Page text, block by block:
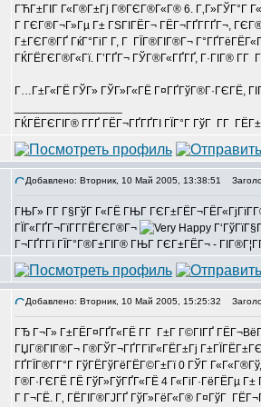
ГЋГ±ГІГ Г«Г®Г±Гј Г®ГЄГ®Г«Г® 6. Г‚Г»ГЎГ°Г
Г ГЄГ®Г¬Г»Гµ Г± ГЅГІГЁГ¬ ГЁГ¬ГҐГ­ГҐГ¬,
Г±ГЄГ®ГҐ ГќГ°ГіГ Г­, Г ГЇГ®ГІГ®Г¬
ГЌГЁГЄГ®Г«Гї. Г’ГҐГ¬ ГЎГ®Г«ГҐГҐ, Г·ГІГ® Г­Г
Г…Г±Г«ГЁ ГЎГ» ГЎГ»Г«ГЁ Г¤ГҐГўГ®Г·ГЄГЁ,
ГЌГЁГЄГІГ® Г­ГҐ ГЁГ¬ГҐГҐГІ ГЇГ°Г ГўГ Г­Г
Добавлено: Вторник, 10 Май 2005, 13:38:51
ГЊГ» Г­Г Г§ГўГ Г«ГЁ ГЊГ
ГЇГ«ГҐГ¬ГїГ­Г­ГЁГЄГ®Г¬
Г¬ГҐГ­Гї ГЇГ°Г®Г±ГІГ® ГЊГ ГЄГ±ГЁГ¬ -
Добавлено: Вторник, 10 Май 2005, 15:25:32
ГЂ Г¬Г» Г±ГЁГ¤ГҐГ«ГЁ Г­Г Г±Г Г©ГІГҐ
ГЏГ®ГІГ®Г¬ Г®ГЎГ¬ГҐГ­ГїГ«ГЁГ±Гј
ГҐГЇГ®Г­Г°Г ГўГЁГўГёГЁГ©Г±Гї 0 ГЎГ
Г®Г·ГЄГЁ ГЁ ГўГ»ГўГҐГ«ГЁ 4 Г«ГіГ·ГёГЁГµ
Г Г¬ГЁ. Г‚ ГЁГІГ®ГЈГҐ ГўГ»ГёГ«Г® Г¤ГўГ